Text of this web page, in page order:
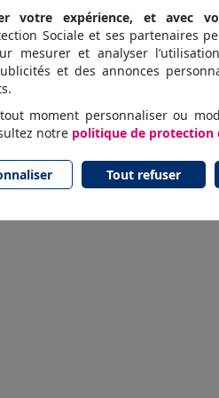
votre expérience, et avec
Sociale et ses partenaires
mesurer et analyser
et des annonces
moment personnaliser ou
notre politique de protection
Tout refuser